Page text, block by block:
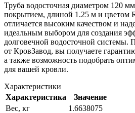
Труба водосточная диаметром 120
покрытием, длиной 1.25 м и цветом
отличается высоким качеством и
идеальным выбором для создания
долговечной водосточной системы.
от КровЗавод, вы получаете
а также возможность подобрать
для вашей кровли.
Характеристики
Характеристика
Значение
Вес, кг
1.6638075